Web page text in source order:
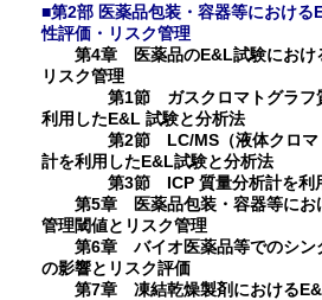
■第2部 医薬品包装・容器等におけ
性評価・リスク管理
第4章 医薬品のE&L試験における
リスク管理
第1節 ガスクロマトグラフ質
利用したE&L 試験と分析法
第2節 LC/MS（液体クロマト
計を利用したE&L試験と分析法
第3節 ICP 質量分析計を利用
第5章 医薬品包装・容器等にお
管理閾値とリスク管理
第6章 バイオ医薬品等でのシン
の影響とリスク評価
第7章 凍結乾燥製剤における